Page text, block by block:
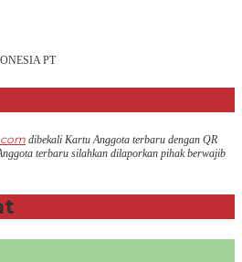
PT
dibekali Kartu Anggota terbaru dengan QR
terbaru silahkan dilaporkan pihak berwajib